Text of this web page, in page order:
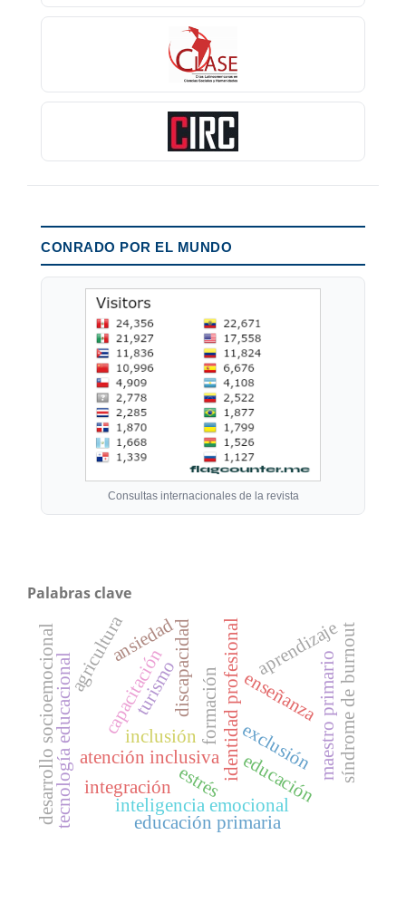
CONRADO POR EL MUNDO
Consultas internacionales de la revista
Palabras clave
formación
atención inclusiva identidad profesionalenseñanza
aprendizaje
inclusión exclusión
discapacidad
capacitación
tecnología educacional estrés
ansiedad síndrome de burnout
maestro primario
agriculturaturismo
inteligencia emocional
educación primaria
desarrollo socioemocional educación
integración